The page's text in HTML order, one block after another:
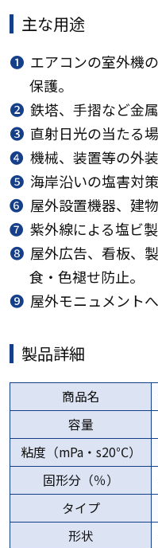
主な用途
❶ エアコンの室外機
保護。
❷ 鉄塔、手摺など金
❸ 直射日光の当たる
❹ 機械、装置等の外
➎ 海岸沿いの塩害対
❻ 屋外設置機器、建
➐ 紫外線による塩ビ
➑ 屋外広告、看板、
食・色褪せ防止。
➒ 屋外モニュメント
製品詳細
商品名
容量
粘度（mPa・s20℃）
固形分（％）
タイプ
形状